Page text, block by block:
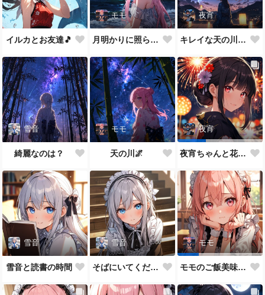
イルカとお友達🎵
モモ
月明かりに照らされて🎵
夜宵
キレイな天の川が一面に…
雪音
綺麗なのは？
モモ
天の川🌌
夜宵
夜宵ちゃんと花火大会
雪音
雪音と読書の時間
雪音
そばにいてください♥
モモ
モモのご飯美味しい？